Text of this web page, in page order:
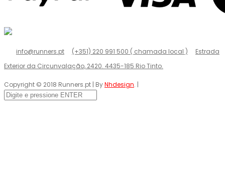
info@runners.pt (+351) 220 991 500 ( chamada local )
Estrada
Exterior da Circunvalação, 2420. 4435-185 Rio Tinto.
Copyright © 2018 Runners.pt | ByNhdesign. |